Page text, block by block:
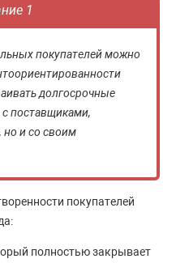
1
покупателей можно
долгосрочные
поставщиками,
но и со своим
покупателей
полностью закрывает